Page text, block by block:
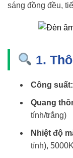
sáng đồng đều,
1.
Công suất:
Quang
tính/trắng)
Nhiệt độ
tính),